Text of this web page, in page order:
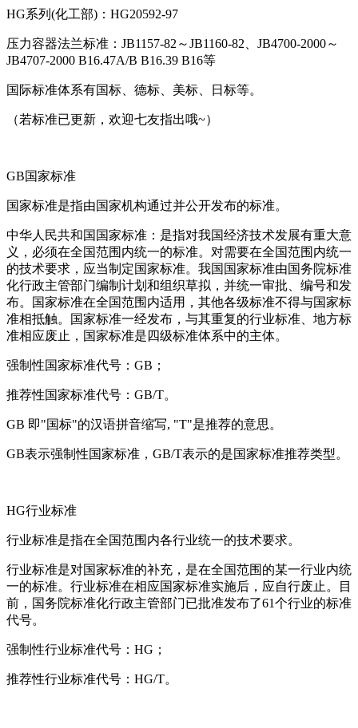
HG系列(化工部)：HG20592-97
压力容器法兰标准：JB1157-82～JB1160-82、JB4700-2000～
JB4707-2000 B16.47A/B B16.39 B16等
国际标准体系有国标、德标、美标、日标等。
（若标准已更新，欢迎七友指出哦~）
GB国家标准
国家标准是指由国家机构通过并公开发布的标准。
中华人民共和国国家标准：是指对我国经济技术发展有重大意
义，必须在全国范围内统一的标准。对需要在全国范围内统一
的技术要求，应当制定国家标准。我国国家标准由国务院标准
化行政主管部门编制计划和组织草拟，并统一审批、编号和发
布。国家标准在全国范围内适用，其他各级标准不得与国家标
准相抵触。国家标准一经发布，与其重复的行业标准、地方标
准相应废止，国家标准是四级标准体系中的主体。
强制性国家标准代号：GB；
推荐性国家标准代号：GB/T。
GB 即"国标"的汉语拼音缩写, "T"是推荐的意思。
GB表示强制性国家标准，GB/T表示的是国家标准推荐类型。
HG行业标准
行业标准是指在全国范围内各行业统一的技术要求。
行业标准是对国家标准的补充，是在全国范围的某一行业内统
一的标准。行业标准在相应国家标准实施后，应自行废止。目
前，国务院标准化行政主管部门已批准发布了61个行业的标准
代号。
强制性行业标准代号：HG；
推荐性行业标准代号：HG/T。